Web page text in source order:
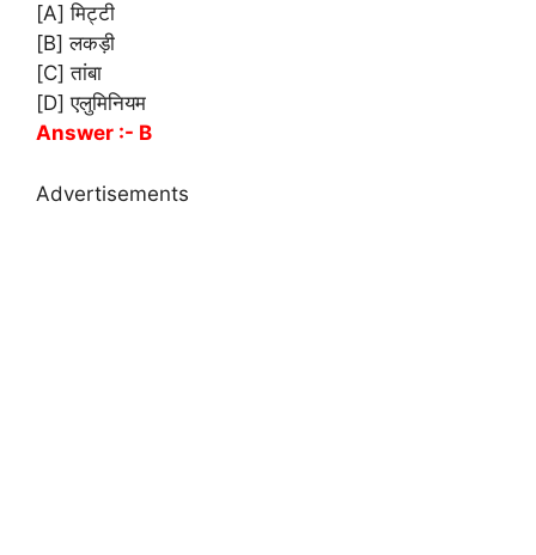
[A] मिट्टी
[B] लकड़ी
[C] तांबा
[D] एलुमिनियम
Answer :- B
Advertisements